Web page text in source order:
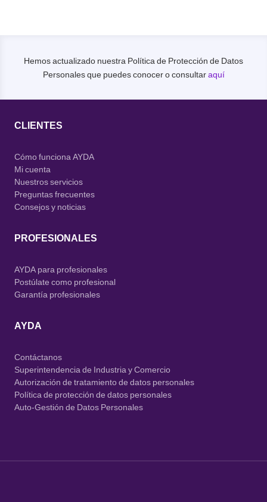
Hemos actualizado nuestra Política de Protección de Datos
Personales que puedes conocer o consultaraquí
CLIENTES
Cómo funciona AYDA
Mi cuenta
Nuestros servicios
Preguntas frecuentes
Consejos y noticias
PROFESIONALES
AYDA para profesionales
Postúlate como profesional
Garantía profesionales
AYDA
Contáctanos
Superintendencia de Industria y Comercio
Autorización de tratamiento de datos personales
Política de protección de datos personales
Auto-Gestión de Datos Personales